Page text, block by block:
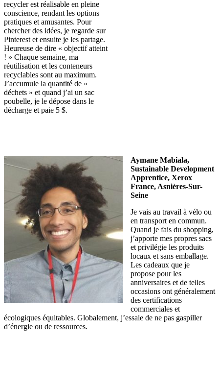
recycler est réalisable en pleine
conscience, rendant les options
pratiques et amusantes. Pour
chercher des idées, je regarde sur
Pinterest et ensuite je les partage.
Heureuse de dire « objectif atteint
! » Chaque semaine, ma
réutilisation et les conteneurs
recyclables sont au maximum.
J’accumule la quantité de «
déchets » et quand j’ai un sac
poubelle, je le dépose dans le
décharge et paie 5 $.
Aymane Mabiala,
Sustainable Development
Apprentice, Xerox
France, Asnières-Sur-
Seine
Je vais au travail à vélo ou
en transport en commun.
Quand je fais du shopping,
j’apporte mes propres sacs
et privilégie les produits
locaux et sans emballage.
Les cadeaux que je
propose pour les
anniversaires et de telles
occasions ont généralement
des certifications
commerciales et
écologiques équitables. Globalement, j’essaie de ne pas gaspiller
d’énergie ou de ressources.